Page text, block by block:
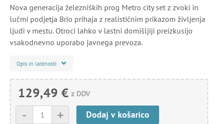
Nova generacija železniških prog Metro city set z zvoki in
lučmi podjetja Brio prihaja z realističnim prikazom življenja
ljudi v mestu. Otroci lahko v lastni domišljiji preizkusijo
vsakodnevno uporabo javnega prevoza.
Opis in lastnosti
129,49 € z DDV
+
- Dodaj v košarico